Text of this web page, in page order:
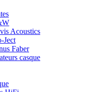
Acoustics
Ject
Faber
casque